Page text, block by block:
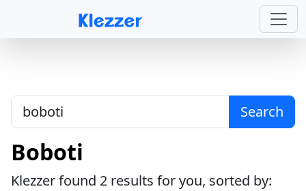
Search
Boboti
Klezzer found 2 results for you, sorted by: